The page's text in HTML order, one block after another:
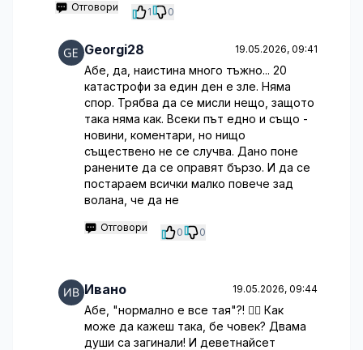
Отговори 1 0
Georgi28 19.05.2026, 09:41
Абе, да, наистина много тъжно... 20
катастрофи за един ден е зле. Няма
спор. Трябва да се мисли нещо, защото
така няма как. Всеки път едно и също -
новини, коментари, но нищо
съществено не се случва. Дано поне
ранените да се оправят бързо. И да се
постараем всички малко повече зад
волана, че да не
Отговори 0 0
Ивано 19.05.2026, 09:44
Абе, "нормално е все тая"?! 🤦‍♂️ Как
може да кажеш така, бе човек? Двама
души са загинали! И деветнайсет